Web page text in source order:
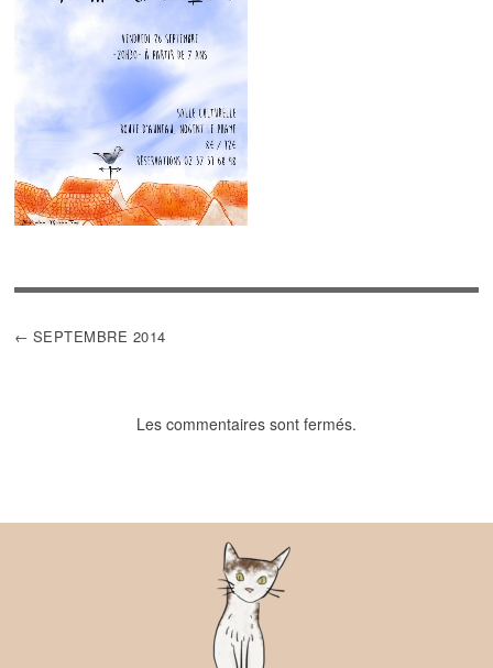
NAVIGATION
SEPTEMBRE 2014
Les commentaires sont fermés.